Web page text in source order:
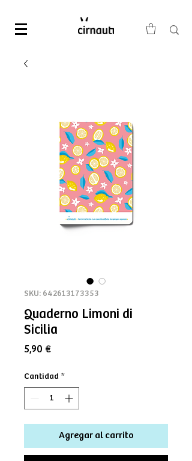
SKU: 642613173353
Quaderno Limoni di
Sicilia
5,90 €Precio
Cantidad *
Agregar al carrito